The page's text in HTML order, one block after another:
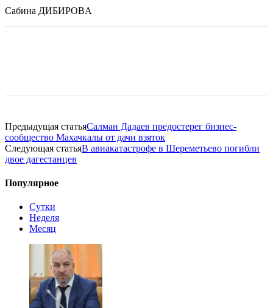
Cабинa ДИБИРОВA
Предыдущая статьяСалман Дадаев предостерег бизнес-
сообщество Махачкалы от дачи взяток
Следующая статьяВ авиакатастрофе в Шереметьево погибли
двое дагестанцев
Популярное
Сутки
Неделя
Месяц